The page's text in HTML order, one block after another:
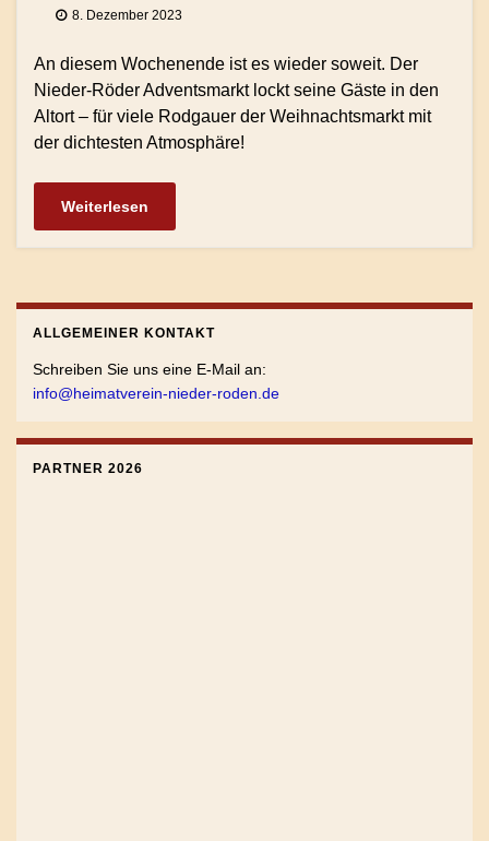
8. Dezember 2023
An diesem Wochenende ist es wieder soweit. Der
Nieder-Röder Adventsmarkt lockt seine Gäste in den
Altort – für viele Rodgauer der Weihnachtsmarkt mit
der dichtesten Atmosphäre!
Weiterlesen
ALLGEMEINER KONTAKT
Schreiben Sie uns eine E-Mail an:
info@heimatverein-nieder-roden.de
PARTNER 2026